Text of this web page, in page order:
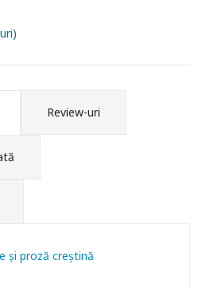
Review-uri
și proză creștină